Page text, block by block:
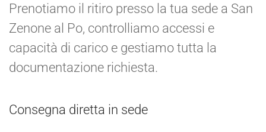
Prenotiamo il ritiro presso la tua sede a San
Zenone al Po, controlliamo accessi e
capacità di carico e gestiamo tutta la
documentazione richiesta.
Consegna diretta in sede